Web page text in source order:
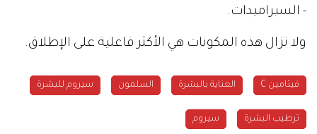
- السيراميدات.
ولا تزال هذه المكونات هي الأكثر فاعلية على الإطلاق.
فيتامين C العناية بالبشرة السلمون سيروم للبشرة
ترطيب البشرة سيروم